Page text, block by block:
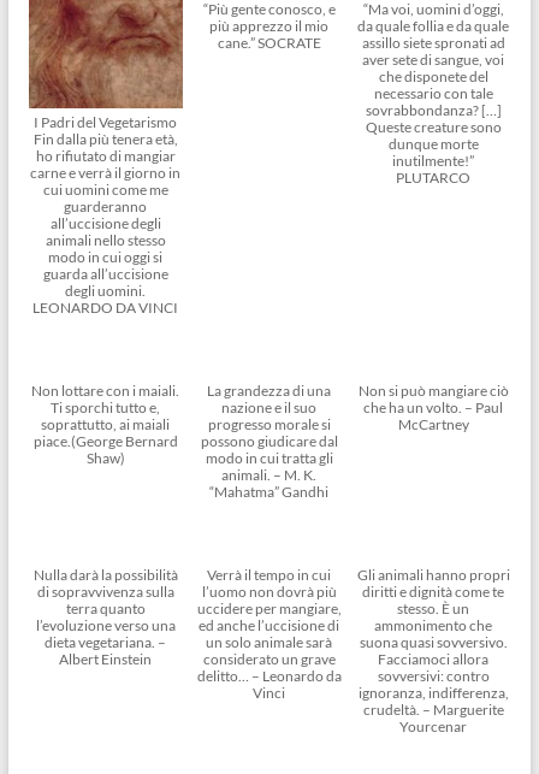
I Padri del Vegetarismo
Fin dalla più tenera età,
ho rifiutato di mangiar
carne e verrà il giorno in
cui uomini come me
guarderanno
all’uccisione degli
animali nello stesso
modo in cui oggi si
guarda all’uccisione
degli uomini.
LEONARDO DA VINCI
“Più gente conosco, e
più apprezzo il mio
cane.” SOCRATE
“Ma voi, uomini d’oggi,
da quale follia e da quale
assillo siete spronati ad
aver sete di sangue, voi
che disponete del
necessario con tale
sovrabbondanza? […]
Queste creature sono
dunque morte
inutilmente!”
PLUTARCO
Non lottare con i maiali.
Ti sporchi tutto e,
soprattutto, ai maiali
piace.(George Bernard
Shaw)
La grandezza di una
nazione e il suo
progresso morale si
possono giudicare dal
modo in cui tratta gli
animali. – M. K.
“Mahatma” Gandhi
Non si può mangiare ciò
che ha un volto. – Paul
McCartney
Nulla darà la possibilità
di sopravvivenza sulla
terra quanto
l’evoluzione verso una
dieta vegetariana. –
Albert Einstein
Verrà il tempo in cui
l’uomo non dovrà più
uccidere per mangiare,
ed anche l’uccisione di
un solo animale sarà
considerato un grave
delitto… – Leonardo da
Vinci
Gli animali hanno propri
diritti e dignità come te
stesso. È un
ammonimento che
suona quasi sovversivo.
Facciamoci allora
sovversivi: contro
ignoranza, indifferenza,
crudeltà. – Marguerite
Yourcenar